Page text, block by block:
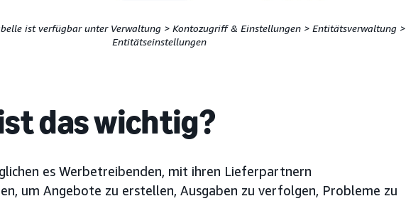
ist verfügbar unter Verwaltung > Kontozugriff & Einstellungen > Entitätsverwaltung >
Entitätseinstellungen
das wichtig?
es Werbetreibenden, mit ihren Lieferpartnern
um Angebote zu erstellen, Ausgaben zu verfolgen, Probleme zu